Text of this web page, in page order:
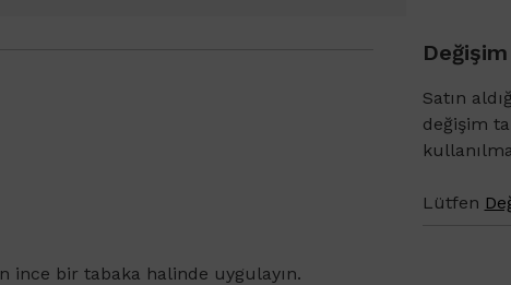
ince bir tabaka halinde uygulayın.
Satın
değişim
Lütfen